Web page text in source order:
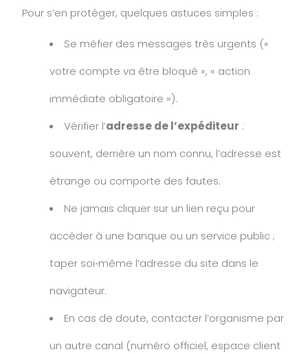
Pour s’en protéger, quelques astuces simples :
Se méfier des messages très urgents («
votre compte va être bloqué », « action
immédiate obligatoire »).
Vérifier l’adresse de l’expéditeur :
souvent, derrière un nom connu, l’adresse est
étrange ou comporte des fautes.
Ne jamais cliquer sur un lien reçu pour
accéder à une banque ou un service public ;
taper soi‑même l’adresse du site dans le
navigateur.
En cas de doute, contacter l’organisme par
un autre canal (numéro officiel, espace client